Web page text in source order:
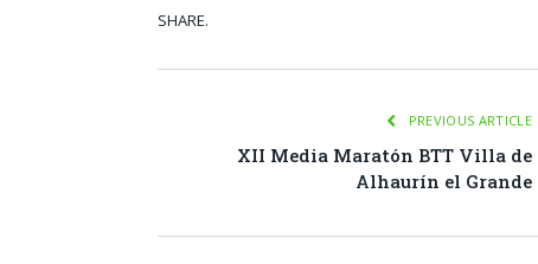
SHARE.
PREVIOUS ARTICLE
XII Media Maratón BTT Villa de
Alhaurín el Grande